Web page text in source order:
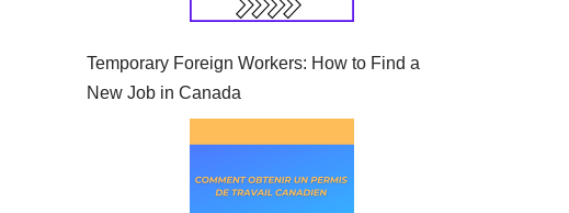
Temporary Foreign Workers: How to Find a
New Job in Canada